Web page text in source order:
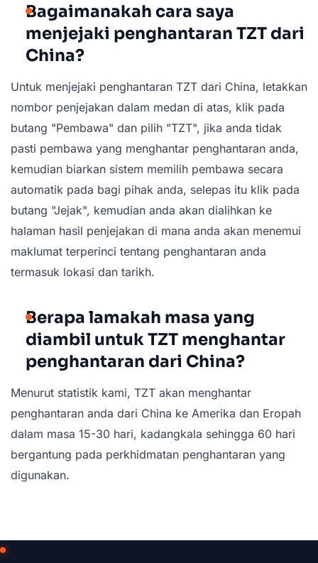
Bagaimanakah cara saya
menjejaki penghantaran TZT dari
China?
Untuk menjejaki penghantaran TZT dari China, letakkan
nombor penjejakan dalam medan di atas, klik pada
butang "Pembawa" dan pilih "TZT", jika anda tidak
pasti pembawa yang menghantar penghantaran anda,
kemudian biarkan sistem memilih pembawa secara
automatik pada bagi pihak anda, selepas itu klik pada
butang "Jejak", kemudian anda akan dialihkan ke
halaman hasil penjejakan di mana anda akan menemui
maklumat terperinci tentang penghantaran anda
termasuk lokasi dan tarikh.
Berapa lamakah masa yang
diambil untuk TZT menghantar
penghantaran dari China?
Menurut statistik kami, TZT akan menghantar
penghantaran anda dari China ke Amerika dan Eropah
dalam masa 15-30 hari, kadangkala sehingga 60 hari
bergantung pada perkhidmatan penghantaran yang
digunakan.